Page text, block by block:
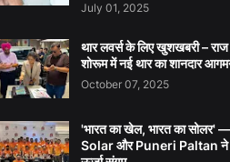
July 01, 2025
थार लवर्स के लिए खुशखबरी –
शोरूम में नई थार का शानदार
October 07, 2025
'भारत का खेल, भारत का सोलर'
Solar और Puneri Paltan ने